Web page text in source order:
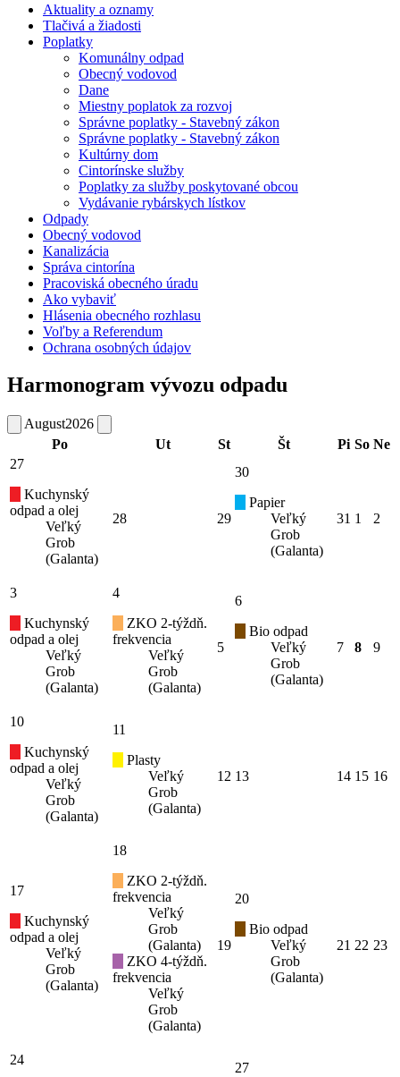
Aktuality a oznamy
Tlačivá a žiadosti
Poplatky
Komunálny odpad
Obecný vodovod
Dane
Miestny poplatok za rozvoj
Správne poplatky - Stavebný zákon
Správne poplatky - Stavebný zákon
Kultúrny dom
Cintorínske služby
Poplatky za služby poskytované obcou
Vydávanie rybárskych lístkov
Odpady
Obecný vodovod
Kanalizácia
Správa cintorína
Pracoviská obecného úradu
Ako vybaviť
Hlásenia obecného rozhlasu
Voľby a Referendum
Ochrana osobných údajov
Harmonogram vývozu odpadu
August2026
Po
Ut St Št Pi So Ne
27
Kuchynský
odpad a olej
Veľký
Grob
(Galanta)
28 29
30
Papier
Veľký
Grob
(Galanta)
31 1 2
3
Kuchynský
odpad a olej
Veľký
Grob
(Galanta)
4
ZKO 2-týždň.
frekvencia
Veľký
Grob
(Galanta)
5
6
Bio odpad
Veľký
Grob
(Galanta)
7 8 9
10
Kuchynský
odpad a olej
Veľký
Grob
(Galanta)
11
Plasty
Veľký
Grob
(Galanta)
12 13 14 15 16
17
Kuchynský
odpad a olej
Veľký
Grob
(Galanta)
18
ZKO 2-týždň.
frekvencia
Veľký
Grob
(Galanta)
ZKO 4-týždň.
frekvencia
Veľký
Grob
(Galanta)
19
20
Bio odpad
Veľký
Grob
(Galanta)
21 22 23
24
27